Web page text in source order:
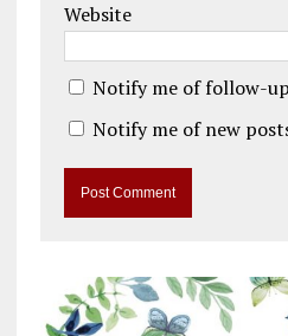
Website
Notify me of follow-
Notify me of new
t
e